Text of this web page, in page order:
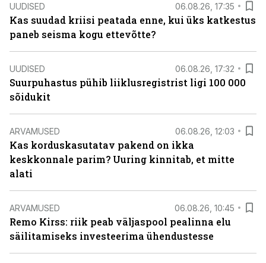
UUDISED 06.08.26, 17:35
Kas suudad kriisi peatada enne, kui üks katkestus
paneb seisma kogu ettevõtte?
UUDISED 06.08.26, 17:32
Suurpuhastus pühib liiklusregistrist ligi 100 000
sõidukit
ARVAMUSED 06.08.26, 12:03
Kas korduskasutatav pakend on ikka
keskkonnale parim? Uuring kinnitab, et mitte
alati
ARVAMUSED 06.08.26, 10:45
Remo Kirss: riik peab väljaspool pealinna elu
säilitamiseks investeerima ühendustesse